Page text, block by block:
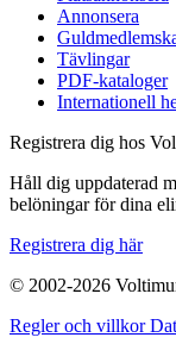
Annonsera
Tävlingar
PDF-kataloger
Internationell
Registrera dig hos
Håll dig uppdaterad
belöningar för dina
Registrera dig här
© 2002-2026
Regler och villkor